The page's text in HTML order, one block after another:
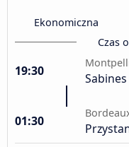
Ekonomiczna
Czas
19:30
01:30